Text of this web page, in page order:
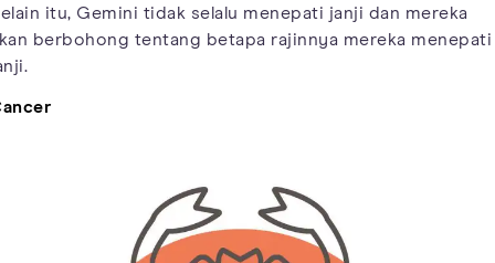
itu, Gemini tidak selalu menepati janji dan mereka
berbohong tentang betapa rajinnya mereka menepati